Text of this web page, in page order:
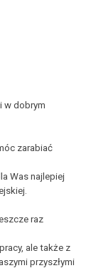
w dobrym
zarabiać
Was najlepiej
raz
ale także z
przyszłymi